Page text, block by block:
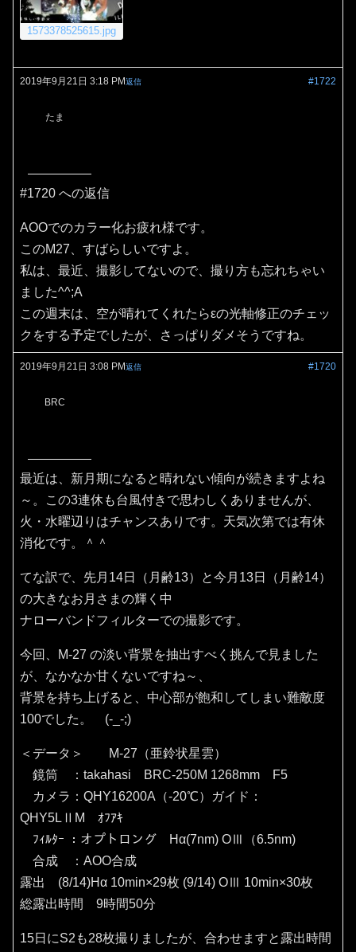
1573378525615.jpg
2019年9月21日 3:18 PM #1722
返信
たま
#1720 への返信
AOOでのカラー化お疲れ様です。
このM27、すばらしいですよ。
私は、最近、撮影してないので、撮り方も忘れちゃい
ました^^;A
この週末は、空が晴れてくれたらεの光軸修正のチェッ
クをする予定でしたが、さっぱりダメそうですね。
2019年9月21日 3:08 PM #1720
返信
BRC
最近は、新月期になると晴れない傾向が続きますよね
～。この3連休も台風付きで思わしくありませんが、
火・水曜辺りはチャンスありです。天気次第では有休
消化です。＾＾
てな訳で、先月14日（月齢13）と今月13日（月齢14）
の大きなお月さまの輝く中
ナローバンドフィルターでの撮影です。
今回、M-27 の淡い背景を抽出すべく挑んで見ました
が、なかなか甘くないですね～、
背景を持ち上げると、中心部が飽和してしまい難敵度
100でした。 (-_-;)
＜データ＞ M-27（亜鈴状星雲）
鏡筒 ：takahasi BRC-250M 1268mm F5
カメラ：QHY16200A（‐20℃）ガイド：
QHY5LⅡM ｵﾌｱｷ
ﾌｨﾙﾀｰ ：オプトロング Hα(7nm) OⅢ（6.5nm)
合成 ：AOO合成
露出 (8/14)Hα 10min×29枚 (9/14) OⅢ 10min×30枚
総露出時間 9時間50分
15日にS2も28枚撮りましたが、合わせますと露出時間